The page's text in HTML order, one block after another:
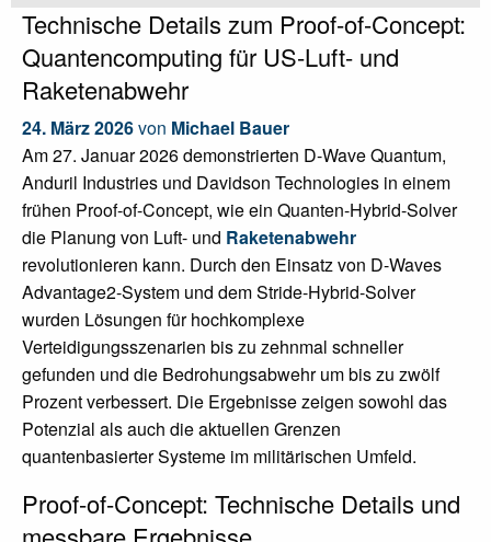
Technische Details zum Proof-of-Concept:
Quantencomputing für US-Luft- und
Raketenabwehr
24. März 2026von Michael Bauer
Am 27. Januar 2026 demonstrierten D-Wave Quantum,
Anduril Industries und Davidson Technologies in einem
frühen Proof-of-Concept, wie ein Quanten-Hybrid-Solver
die Planung von Luft- und Raketenabwehr
revolutionieren kann. Durch den Einsatz von D-Waves
Advantage2-System und dem Stride-Hybrid-Solver
wurden Lösungen für hochkomplexe
Verteidigungsszenarien bis zu zehnmal schneller
gefunden und die Bedrohungsabwehr um bis zu zwölf
Prozent verbessert. Die Ergebnisse zeigen sowohl das
Potenzial als auch die aktuellen Grenzen
quantenbasierter Systeme im militärischen Umfeld.
Proof-of-Concept: Technische Details und